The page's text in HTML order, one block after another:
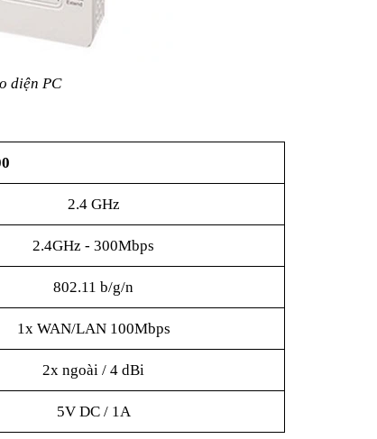
diện PC
2.4 GHz
2.4GHz - 300Mbps
802.11 b/g/n
1x WAN/LAN 100Mbps
2x ngoài / 4 dBi
5V DC / 1A